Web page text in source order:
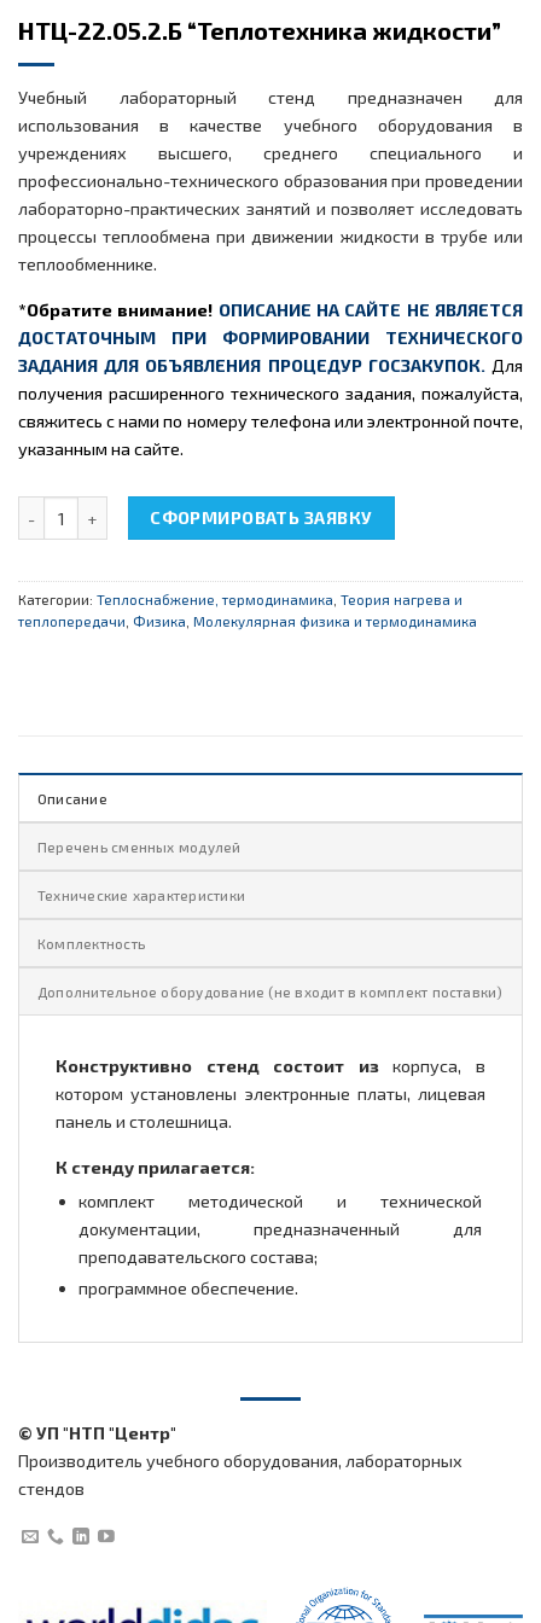
НТЦ-22.05.2.Б “Теплотехника жидкости”
Учебный лабораторный стенд предназначен для
использования в качестве учебного оборудования в
учреждениях высшего, среднего специального и
профессионально-технического образования при проведении
лабораторно-практических занятий и позволяет исследовать
процессы теплообмена при движении жидкости в трубе или
теплообменнике.
*Обратите внимание! ОПИСАНИЕ НА САЙТЕ НЕ ЯВЛЯЕТСЯ
ДОСТАТОЧНЫМ ПРИ ФОРМИРОВАНИИ ТЕХНИЧЕСКОГО
ЗАДАНИЯ ДЛЯ ОБЪЯВЛЕНИЯ ПРОЦЕДУР ГОСЗАКУПОК. Для
получения расширенного технического задания, пожалуйста,
свяжитесь с нами по номеру телефона или электронной почте,
указанным на сайте.
Количество товара НТЦ-22.05.2.Б "Теплотехника жидкости"
СФОРМИРОВАТЬ ЗАЯВКУ
Категории: Теплоснабжение, термодинамика Теория нагрева и
теплопередачи Физика Молекулярная физика и термодинамика
Описание
Перечень сменных модулей
Технические характеристики
Комплектность
Дополнительное оборудование (не входит в комплект поставки)
Конструктивно стенд состоит изкорпуса, в
котором установлены электронные платы, лицевая
панель и столешница.
К стенду прилагается:
комплект методической и технической
документации, предназначенный для
преподавательского состава;
программное обеспечение.
© УП "НТП "Центр"
Производитель учебного оборудования, лабораторных
стендов